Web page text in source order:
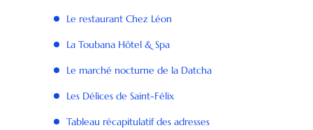
Le restaurant Chez Léon
La Toubana Hôtel & Spa
Le marché nocturne de la Datcha
Les Délices de Saint-Félix
Tableau récapitulatif des adresses